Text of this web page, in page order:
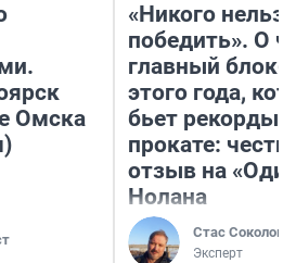
Омска
«Никого нельзя
победить». О
главный
этого года,
бьет рекорды в
прокате:
отзыв на
Нолана
Стас Соколов
Эксперт